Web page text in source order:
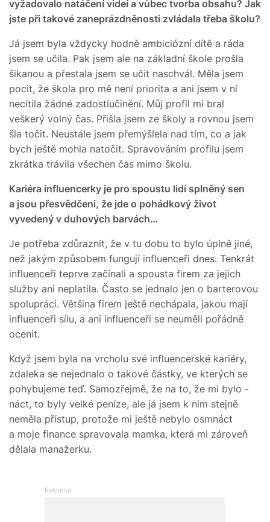
vyžadovalo natáčení videí a vůbec tvorba obsahu? Jak
jste při takové zaneprázdněnosti zvládala třeba školu?
Já jsem byla vždycky hodně ambiciózní dítě a ráda
jsem se učila. Pak jsem ale na základní škole prošla
šikanou a přestala jsem se učit naschvál. Měla jsem
pocit, že škola pro mě není priorita a ani jsem v ní
necítila žádné zadostiučinění. Můj profil mi bral
veškerý volný čas. Přišla jsem ze školy a rovnou jsem
šla točit. Neustále jsem přemýšlela nad tím, co a jak
bych ještě mohla natočit. Spravováním profilu jsem
zkrátka trávila všechen čas mimo školu.
Kariéra influencerky je pro spoustu lidí splněný sen
a jsou přesvědčeni, že jde o pohádkový život
vyvedený v duhových barvách…
Je potřeba zdůraznit, že v tu dobu to bylo úplně jiné,
než jakým způsobem fungují influenceři dnes. Tenkrát
influenceři teprve začínali a spousta firem za jejich
služby ani neplatila. Často se jednalo jen o barterovou
spolupráci. Většina firem ještě nechápala, jakou mají
influenceři sílu, a ani influenceři se neuměli pořádně
ocenit.
Když jsem byla na vrcholu své influencerské kariéry,
zdaleka se nejednalo o takové částky, ve kterých se
pohybujeme teď. Samozřejmě, že na to, že mi bylo -
náct, to byly velké peníze, ale já jsem k nim stejně
neměla přístup, protože mi ještě nebylo osmnáct
a moje finance spravovala mamka, která mi zároveň
dělala manažerku.